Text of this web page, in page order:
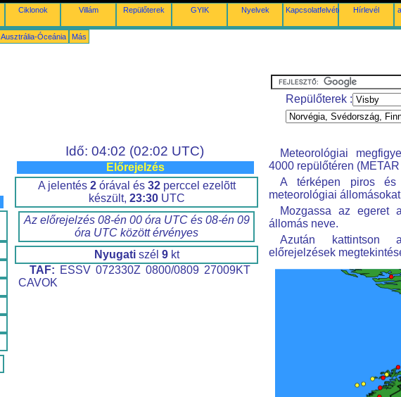
Ciklonok Villám Repülőterek GYIK Nyelvek Kapcsolatfelvétel Hírlevél
Ausztrália-Óceánia Más
Repülőterek :
Idő: 04:02 (02:02 UTC)
Előrejelzés
A jelentés 2órával és 32perccel ezelõtt
készült, 23:30UTC
Az előrejelzés 08-én 00 óra UTC és 08-én 09
óra UTC között érvényes
Nyugatiszél 9kt
TAF: ESSV 072330Z 0800/0809 27009KT
CAVOK
Meteorológiai
4000 repülőtéren
A térképen piros
meteorológiai
Mozgassa az egeret
állomás neve.
Azután kattintson
előrejelzések